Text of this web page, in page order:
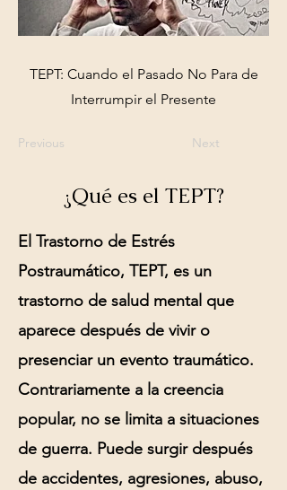
TEPT: Cuando el Pasado No Para de
Interrumpir el Presente
Previous Next
¿Qué es el TEPT?
El Trastorno de Estrés
Postraumático, TEPT, es un
trastorno de salud mental que
aparece después de vivir o
presenciar un evento traumático.
Contrariamente a la creencia
popular, no se limita a situaciones
de guerra. Puede surgir después
de accidentes, agresiones, abuso,